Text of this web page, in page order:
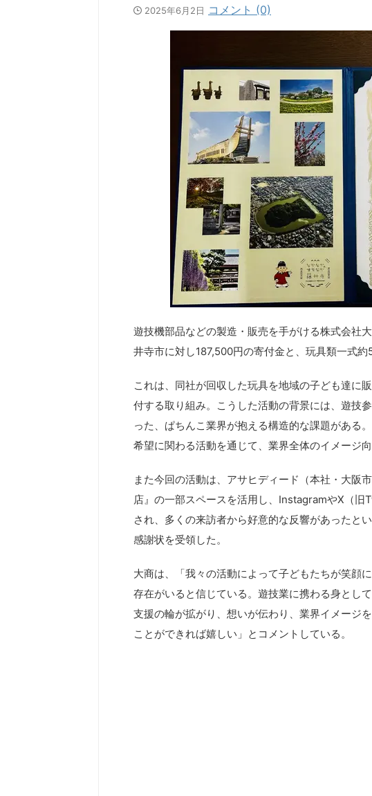
2025年6月2日 コメント (0)
遊技機部品などの製造・販売を手がける株式会社
井寺市に対し187,500円の寄付金と、玩具類一式約
これは、同社が回収した玩具を地域の子ども達に
付する取り組み。こうした活動の背景には、遊技
った、ぱちんこ業界が抱える構造的な課題がある
希望に関わる活動を通じて、業界全体のイメージ
また今回の活動は、アサヒディード（本社・大阪
店』の一部スペースを活用し、InstagramやX（
され、多くの来訪者から好意的な反響があったと
感謝状を受領した。
大商は、「我々の活動によって子どもたちが笑顔
存在がいると信じている。遊技業に携わる身とし
支援の輪が拡がり、想いが伝わり、業界イメージ
ことができれば嬉しい」とコメントしている。